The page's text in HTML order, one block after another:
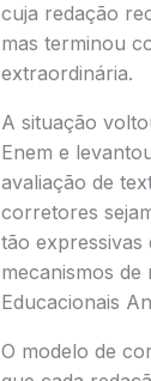
cuja redação
mas terminou
extraordinária.
A situação
Enem e
avaliação de
corretores
tão expressivas
mecanismos de
Educacionais
O modelo de